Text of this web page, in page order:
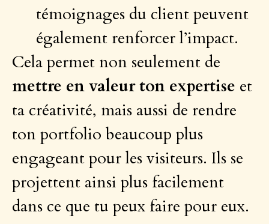
témoignages du client peuvent
également renforcer l’impact.
Cela permet non seulement de
mettre en valeur ton expertise et
ta créativité, mais aussi de rendre
ton portfolio beaucoup plus
engageant pour les visiteurs. Ils se
projettent ainsi plus facilement
dans ce que tu peux faire pour eux.